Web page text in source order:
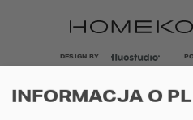
DESIGN BY
INFORMACJA O